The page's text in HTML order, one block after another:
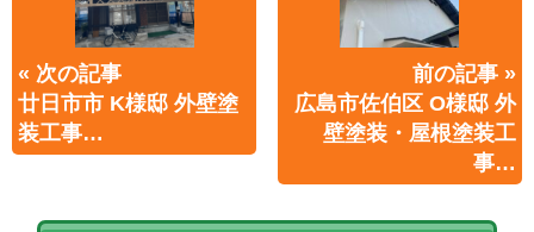
« 次の記事
廿日市市 K様邸 外壁塗
装工事…
前の記事 »
広島市佐伯区 O様邸 外
壁塗装・屋根塗装工
事…